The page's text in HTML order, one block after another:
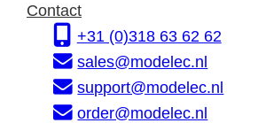
se
s
r
m
a
t
Contact
+31 (0)318 63 62 62
sales@modelec.nl
support@modelec.nl
order@modelec.nl